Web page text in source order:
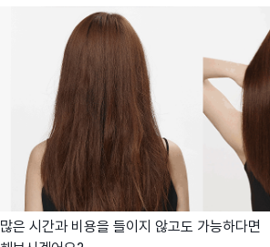
많은 시간과 비용을 들이지 않고도 가능하다면